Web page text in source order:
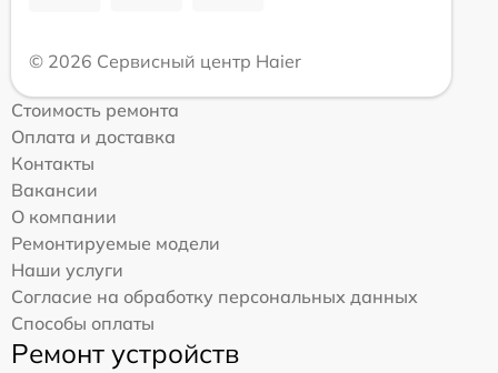
© 2026 Сервисный центр Haier
Стоимость ремонта
Оплата и доставка
Контакты
Вакансии
О компании
Ремонтируемые модели
Наши услуги
Согласие на обработку персональных данных
Способы оплаты
Ремонт устройств